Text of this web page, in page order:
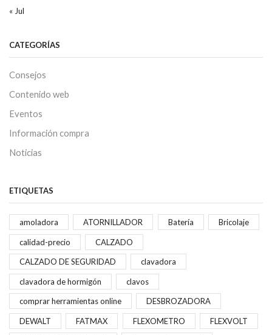
« Jul
CATEGORÍAS
Consejos
Contenido web
Eventos
Información compra
Noticias
ETIQUETAS
amoladora ATORNILLADOR Batería Bricolaje
calidad-precio CALZADO
CALZADO DE SEGURIDAD clavadora
clavadora de hormigón clavos
comprar herramientas online DESBROZADORA
DEWALT FATMAX FLEXOMETRO FLEXVOLT